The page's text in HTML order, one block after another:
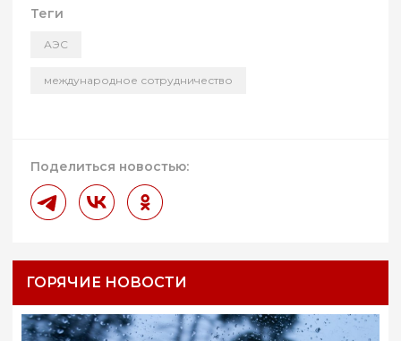
Теги
АЭС
международное сотрудничество
Поделиться новостью:
ГОРЯЧИЕ НОВОСТИ